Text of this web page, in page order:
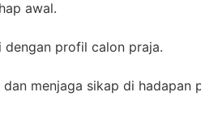
awal.
profil calon praja.
menjaga sikap di hadapan